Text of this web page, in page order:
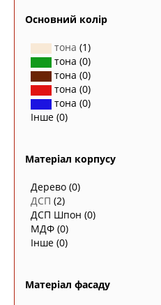
Основний колір
тона (1)
тона (0)
тона (0)
тона (0)
тона (0)
Інше (0)
Матеріал корпусу
Дерево (0)
ДСП (2)
ДСП Шпон (0)
МДФ (0)
Інше (0)
Матеріал фасаду